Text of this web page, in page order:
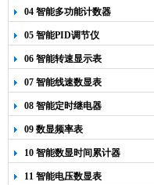
04 智能多功能计数器
05 智能PID调节仪
06 智能转速显示表
07 智能线速数显表
08 智能定时继电器
09 数显频率表
10 智能数显时间累计器
11 智能电压数显表